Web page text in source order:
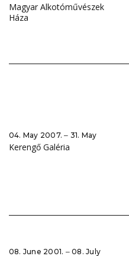
Magyar Alkotóművészek
Háza
04. May 2007. ‒ 31. May
Kerengő Galéria
08. June 2001. ‒ 08. July